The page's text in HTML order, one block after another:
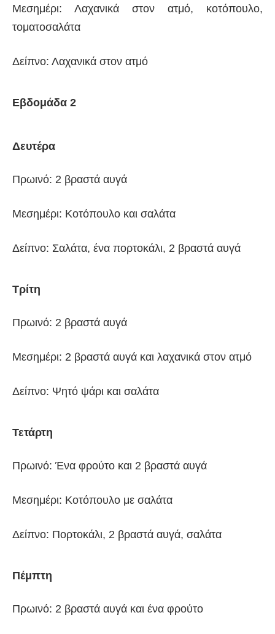
Μεσημέρι: Λαχανικά στον ατμό, κοτόπουλο,
τοματοσαλάτα
Δείπνο: Λαχανικά στον ατμό
Εβδομάδα 2
Δευτέρα
Πρωινό: 2 βραστά αυγά
Μεσημέρι: Κοτόπουλο και σαλάτα
Δείπνο: Σαλάτα, ένα πορτοκάλι, 2 βραστά αυγά
Τρίτη
Πρωινό: 2 βραστά αυγά
Μεσημέρι: 2 βραστά αυγά και λαχανικά στον ατμό
Δείπνο: Ψητό ψάρι και σαλάτα
Τετάρτη
Πρωινό: Ένα φρούτο και 2 βραστά αυγά
Μεσημέρι: Κοτόπουλο με σαλάτα
Δείπνο: Πορτοκάλι, 2 βραστά αυγά, σαλάτα
Πέμπτη
Πρωινό: 2 βραστά αυγά και ένα φρούτο